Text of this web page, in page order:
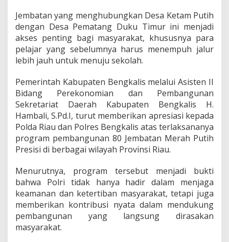
M
e
m
b
n
u
n
N
e
g
e
r
i
Jembatan yang menghubungkan Desa Ketam Putih
dengan Desa Pematang Duku Timur ini menjadi
akses penting bagi masyarakat, khususnya para
pelajar yang sebelumnya harus menempuh jalur
lebih jauh untuk menuju sekolah.
Pemerintah Kabupaten Bengkalis melalui Asisten II
Bidang Perekonomian dan Pembangunan
Sekretariat Daerah Kabupaten Bengkalis H.
Hambali, S.Pd.I, turut memberikan apresiasi kepada
Polda Riau dan Polres Bengkalis atas terlaksananya
program pembangunan 80 Jembatan Merah Putih
Presisi di berbagai wilayah Provinsi Riau.
Menurutnya, program tersebut menjadi bukti
bahwa Polri tidak hanya hadir dalam menjaga
keamanan dan ketertiban masyarakat, tetapi juga
memberikan kontribusi nyata dalam mendukung
pembangunan yang langsung dirasakan
masyarakat.